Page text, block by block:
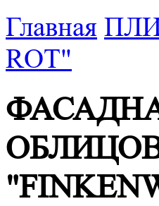
Главная
ROT"